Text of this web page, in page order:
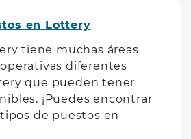
en Lottery
tiene muchas áreas
diferentes
que pueden tener
¡Puedes encontrar
de puestos en